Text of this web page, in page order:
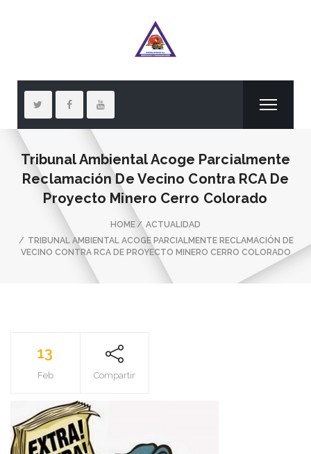
Tribunal Ambiental Acoge Parcialmente
Reclamación De Vecino Contra RCA De
Proyecto Minero Cerro Colorado
HOME
ACTUALIDAD
TRIBUNAL AMBIENTAL ACOGE PARCIALMENTE RECLAMACIÓN DE
VECINO CONTRA RCA DE PROYECTO MINERO CERRO COLORADO
13
Feb Compartir